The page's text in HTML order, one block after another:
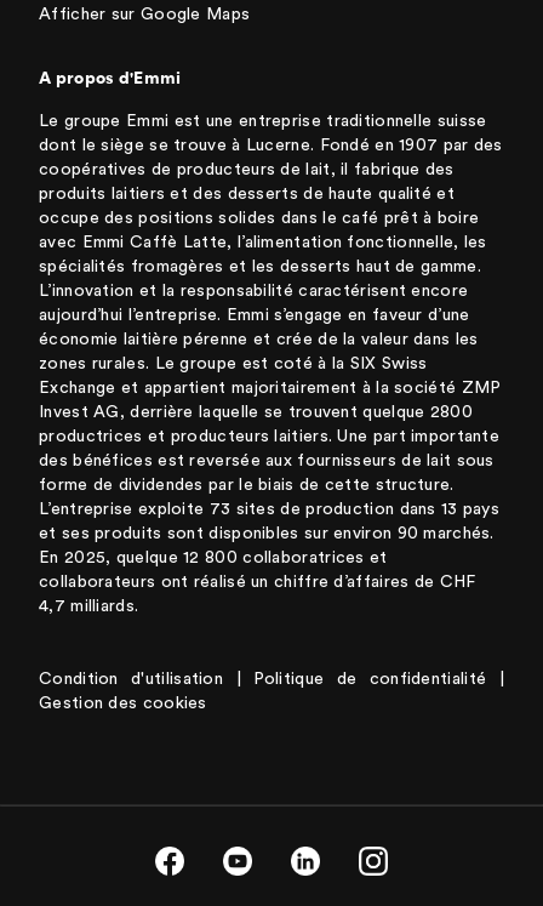
Afficher sur Google Maps
A propos d'Emmi
Le groupe Emmi est une entreprise traditionnelle suisse
dont le siège se trouve à Lucerne. Fondé en 1907 par des
coopératives de producteurs de lait, il fabrique des
produits laitiers et des desserts de haute qualité et
occupe des positions solides dans le café prêt à boire
avec Emmi Caffè Latte, l’alimentation fonctionnelle, les
spécialités fromagères et les desserts haut de gamme.
L’innovation et la responsabilité caractérisent encore
aujourd’hui l’entreprise. Emmi s’engage en faveur d’une
économie laitière pérenne et crée de la valeur dans les
zones rurales. Le groupe est coté à la SIX Swiss
Exchange et appartient majoritairement à la société ZMP
Invest AG, derrière laquelle se trouvent quelque 2800
productrices et producteurs laitiers. Une part importante
des bénéfices est reversée aux fournisseurs de lait sous
forme de dividendes par le biais de cette structure.
L’entreprise exploite 73 sites de production dans 13 pays
et ses produits sont disponibles sur environ 90 marchés.
En 2025, quelque 12 800 collaboratrices et
collaborateurs ont réalisé un chiffre d’affaires de CHF
4,7 milliards.
Condition d'utilisation Politique de confidentialité
Gestion des cookies